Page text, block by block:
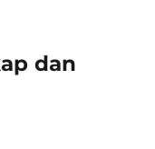
dan